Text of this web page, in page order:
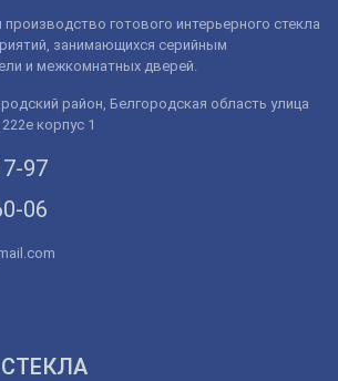
производство готового интерьерного стекла
занимающихся серийным
и межкомнатных дверей.
район, Белгородская область улица
корпус 1
­97
06